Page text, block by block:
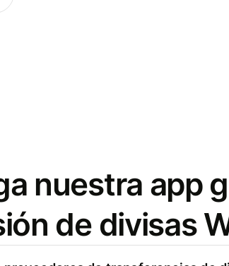
nuestra app
de divisas